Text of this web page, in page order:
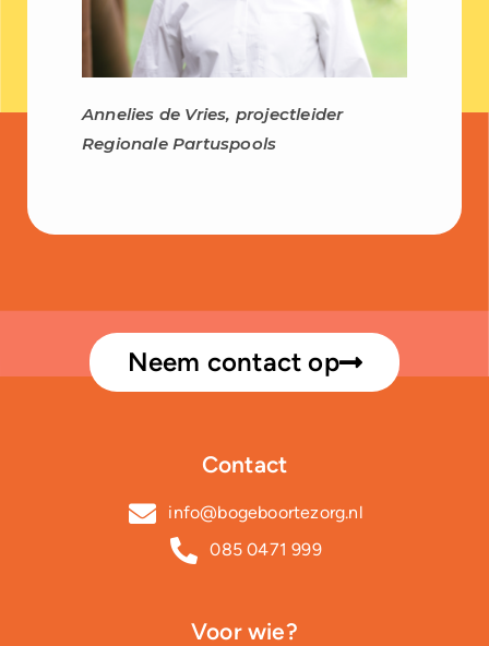
Annelies de Vries, projectleider
Regionale Partuspools
Neem contact op
Voor wie?
Contact
info@bogeboortezorg.nl
085 0471 999